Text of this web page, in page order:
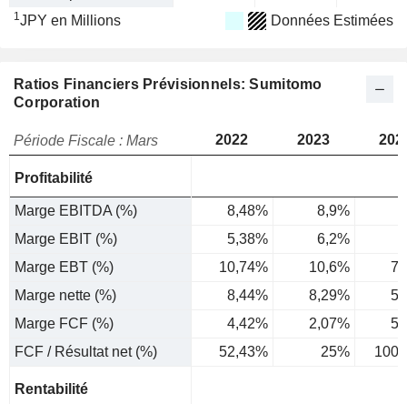
1JPY en Millions Données Estimées
Ratios Financiers Prévisionnels: Sumitomo
Corporation
Période Fiscale : Mars 2022 2023
Profitabilité
Marge EBITDA (%) 8,48% 8,9%
Marge EBIT (%)
5,38%
6,2%
Marge EBT (%)
10,74% 10,6%
Marge nette (%)
8,44% 8,29%
Marge FCF (%)
4,42% 2,07%
FCF / Résultat net (%)
52,43% 25%
Rentabilité